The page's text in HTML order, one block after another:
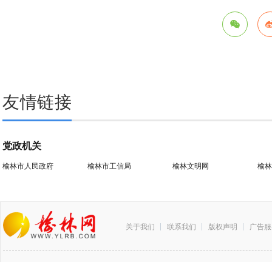
友情链接
党政机关
榆林市人民政府 榆林市工信局 榆林文明网 榆
关于我们 联系我们 版权声明 广告